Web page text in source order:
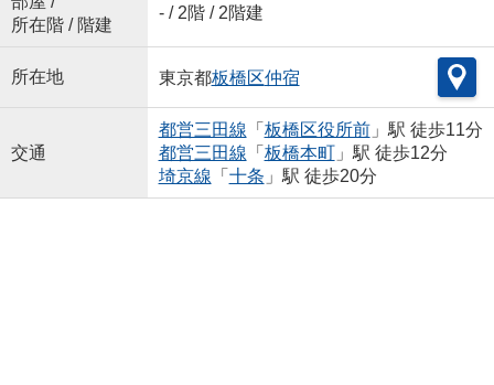
所在階 / 階建
- / 2階 / 2階建
所在地 東京都板橋区仲宿
交通
都営三田線 「 板橋区役所前」駅 徒歩11分
都営三田線 「 板橋本町」駅 徒歩12分
埼京線 「 十条 」駅 徒歩20分